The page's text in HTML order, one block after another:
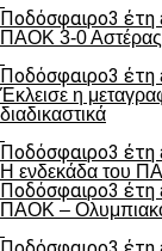
Ποδόσφαιρο3 έτη
ΠΑΟΚ 3-0 Αστέρας
Ποδόσφαιρο3 έτη
Έκλεισε η
διαδικαστικά
Ποδόσφαιρο3 έτη
Η ενδεκάδα του
Ποδόσφαιρο3 έτη
ΠΑΟΚ –